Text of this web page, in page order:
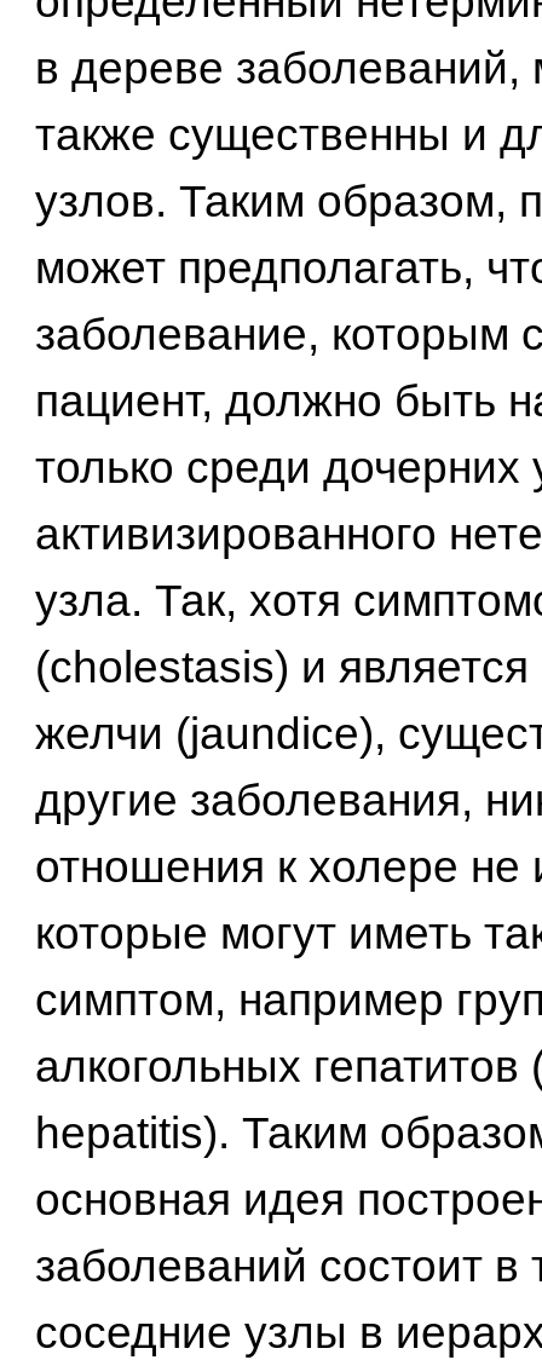
в дереве заболеваний,
также существенны и
узлов. Таким образом,
может предполагать,
заболевание, которым
пациент, должно быть
только среди дочерних
активизированного
узла. Так, хотя
(cholestasis) и является
желчи (jaundice),
другие заболевания,
отношения к холере
которые могут иметь
симптом, например
алкогольных гепатитов
hepatitis). Таким
основная идея
заболеваний состоит в
соседние узлы в